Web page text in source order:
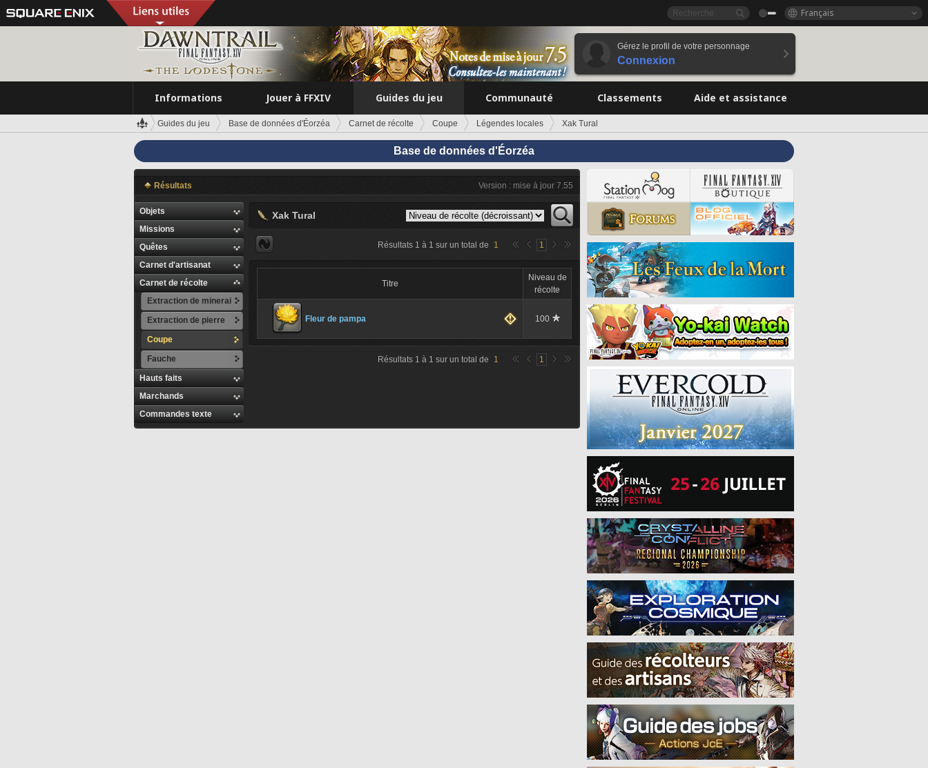
Français
Gérez le profil de votre personnage
Connexion
Informations Jouer à FFXIV Guides du jeu Communauté Classements Aide et assistance
Guides du jeu Base de données d'Éorzéa Carnet de récolte Coupe Légendes locales Xak Tural
Base de données d'Éorzéa
Résultats Version : mise à jour 7.55
Objets
Missions
Quêtes
Carnet d'artisanat
Carnet de récolte
Extraction de minerai
Extraction de pierre
Coupe
Fauche
Hauts faits
Marchands
Commandes texte
Xak Tural
Résultats 1 à 1 sur un total de 1 1
Titre
Niveau de
récolte
Fleur de pampa 100
Résultats 1 à 1 sur un total de 1 1